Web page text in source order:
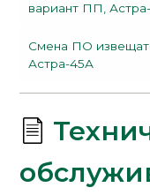
вариант ПП,
Смена ПО
Астра-45А